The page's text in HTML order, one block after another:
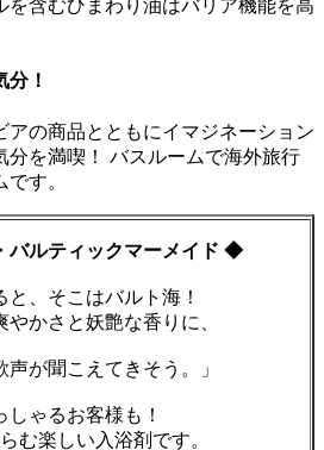
を含むひまわり油はバリア機能を高
！
アの商品とともにイマジネーション
分を満喫！ バスルームで海外旅行
す。
ルティックマーメイド ◆
と、そこはバルト海！
やかさと妖艶な香りに、
声が聞こえてきそう。」
しゃるお客様も！
む楽しい入浴剤です。